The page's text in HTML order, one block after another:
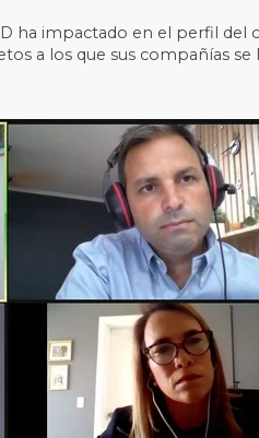
impactado en el perfil del
a los que sus compañías